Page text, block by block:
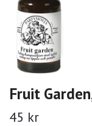
Fruit
45 kr